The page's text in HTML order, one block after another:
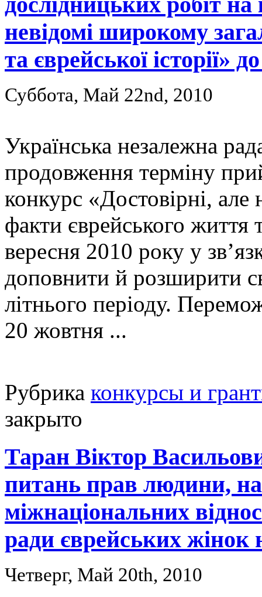
невідомі широкому
та єврейської історії»
Суббота, Май 22nd, 2010
Українська незалежна
продовження терміну
конкурс «Достовірні,
факти єврейського життя
вересня 2010 року у
доповнити й розширити
літнього періоду.
20 жовтня ...
Рубрика конкурсы и
закрыто
Таран Віктор
питань прав людини,
міжнаціональних
ради єврейських жінок
Четверг, Май 20th, 2010